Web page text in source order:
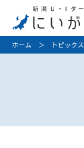
ホーム ＞ トピックス